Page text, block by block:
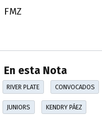
FMZ
En esta Nota
RIVER PLATE CONVOCADOS
JUNIORS KENDRY PÁEZ